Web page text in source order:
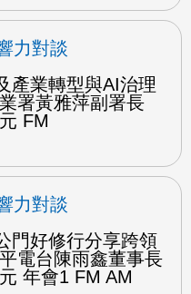
力對談
產業轉型與AI治理
署黃雅萍副署長
FM
力對談
門好修行分享跨領
電台陳雨鑫董事長
年會1 FM AM